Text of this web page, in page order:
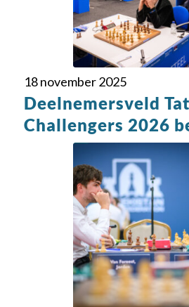
18 november 2025
Deelnemersveld
Challengers 2026